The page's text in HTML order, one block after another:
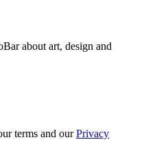
about art, design and
terms and ourPrivacy